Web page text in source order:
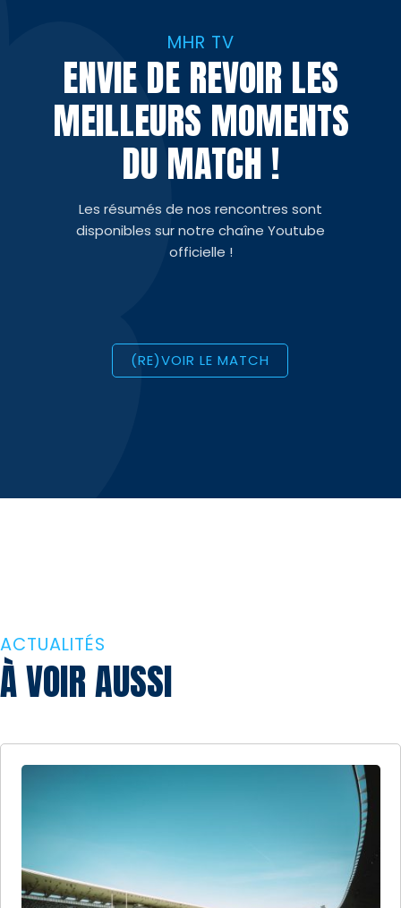
MHR TV
ENVIE DE REVOIR LES
MEILLEURS MOMENTS
DU MATCH !
Les résumés de nos rencontres sont
disponibles sur notre chaîne Youtube
officielle !
(RE)VOIR LE MATCH
ACTUALITÉS
À VOIR AUSSI